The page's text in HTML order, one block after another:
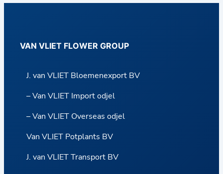
r
VAN VLIET FLOWER GROUP
J. van VLIET Bloemenexport BV
– Van VLIET Import odjel
– Van VLIET Overseas odjel
Van VLIET Potplants BV
J. van VLIET Transport BV